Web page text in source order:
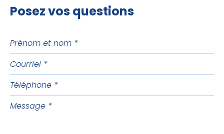
Posez vos questions
Prénom
nom
Courriel
Téléphone
Message